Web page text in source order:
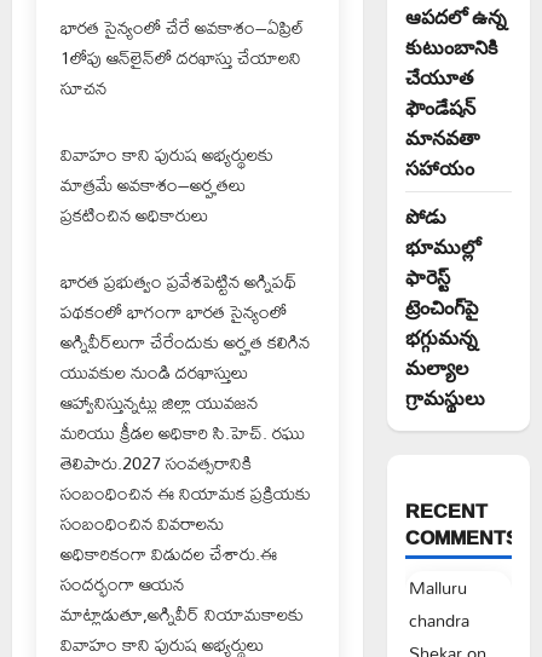
భారత సైన్యంలో చేరే అవకాశం–ఏప్రిల్
1లోపు ఆన్‌లైన్‌లో దరఖాస్తు చేయాలని
సూచన
వివాహం కాని పురుష అభ్యర్థులకు
మాత్రమే అవకాశం–అర్హతలు
ప్రకటించిన అధికారులు
భారత ప్రభుత్వం ప్రవేశపెట్టిన అగ్నిపథ్
పథకంలో భాగంగా భారత సైన్యంలో
అగ్నివీర్‌లుగా చేరేందుకు అర్హత కలిగిన
యువకుల నుండి దరఖాస్తులు
ఆహ్వానిస్తున్నట్లు జిల్లా యువజన
మరియు క్రీడల అధికారి సి.హెచ్. రఘు
తెలిపారు.2027 సంవత్సరానికి
సంబంధించిన ఈ నియామక ప్రక్రియకు
సంబంధించిన వివరాలను
అధికారికంగా విడుదల చేశారు.ఈ
సందర్భంగా ఆయన
మాట్లాడుతూ,అగ్నివీర్ నియామకాలకు
వివాహం కాని పురుష అభ్యర్థులు
ఆపదలో ఉన్న
కుటుంబానికి
చేయూత
ఫౌండేషన్
మానవతా
సహాయం
పోడు
భూముల్లో
ఫారెస్ట్
ట్రెంచింగ్‌పై
భగ్గుమన్న
మల్యాల
గ్రామస్థులు
RECENT
COMMENTS
Malluru
chandra